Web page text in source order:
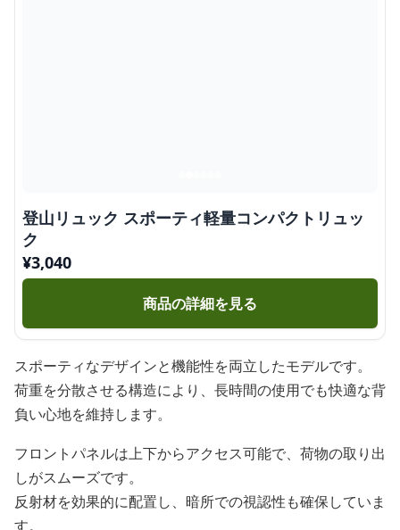
登山リュック スポーティ軽量コンパクトリュッ
ク
¥3,040
商品の詳細を見る
スポーティなデザインと機能性を両立したモデルです。
荷重を分散させる構造により、長時間の使用でも快適な背
負い心地を維持します。
フロントパネルは上下からアクセス可能で、荷物の取り出
しがスムーズです。
反射材を効果的に配置し、暗所での視認性も確保していま
す。